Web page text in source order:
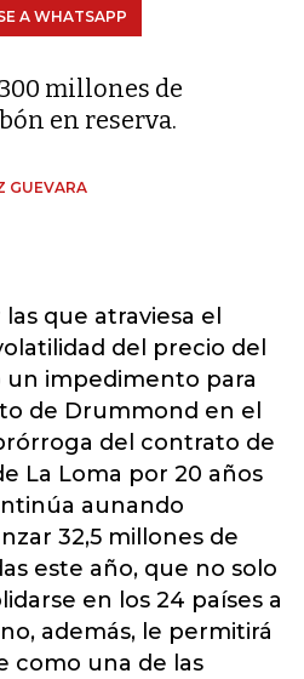
A WHATSAPP
millones de
en reserva.
GUEVARA
que atraviesa el
del precio del
un impedimento para
de Drummond en el
del contrato de
La Loma por 20 años
aunando
32,5 millones de
este año, que no solo
en los 24 países a
además, le permitirá
como una de las